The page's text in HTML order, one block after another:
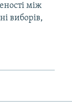
між
виборів,